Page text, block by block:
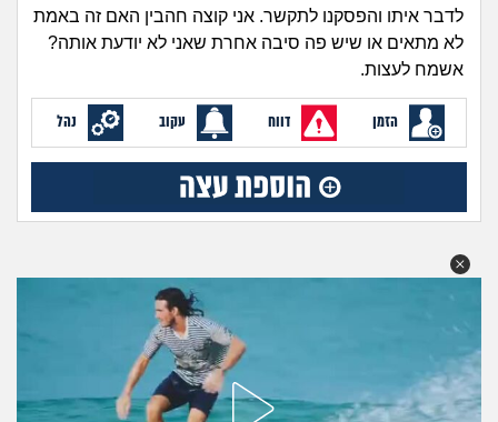
בית, שכנים ושותפים
מה שעובר עליי
שומרים על הגוף
פיננסי וכלכלה
בין הסדינים
חיות מחמד
יוקר המחיה
לדבר איתו והפסקנו לתקשר. אני קוצה חהבין האם זה באמת
לא מתאים או שיש פה סיבה אחרת שאני לא יודעת אותה?
אשמח לעצות.
הזמן דווח עקוב נהל